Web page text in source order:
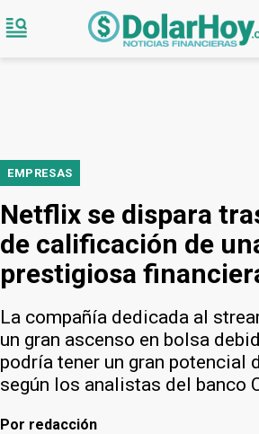
EMPRESAS
Netflix se dispara
de calificación de
prestigiosa
La compañía dedicada al
un gran ascenso en bolsa
podría tener un gran potencial
según los analistas del banco
Por redacción